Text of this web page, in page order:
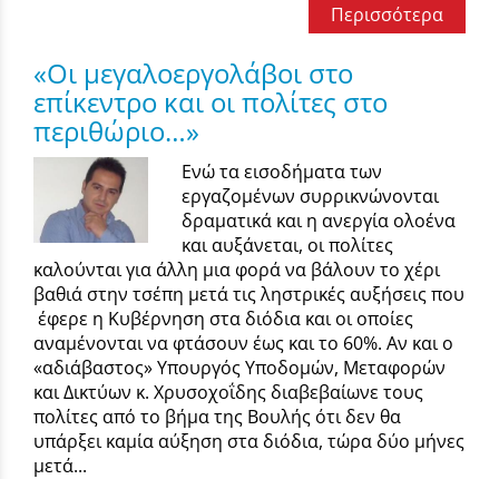
Περισσότερα
«Οι μεγαλοεργολάβοι στο
επίκεντρο και οι πολίτες στο
περιθώριο…»
Ενώ τα εισοδήματα των
εργαζομένων συρρικνώνονται
δραματικά και η ανεργία ολοένα
και αυξάνεται, οι πολίτες
καλούνται για άλλη μια φορά να βάλουν το χέρι
βαθιά στην τσέπη μετά τις ληστρικές αυξήσεις που
έφερε η Κυβέρνηση στα διόδια και οι οποίες
αναμένονται να φτάσουν έως και το 60%. Αν και ο
«αδιάβαστος» Υπουργός Υποδομών, Μεταφορών
και Δικτύων κ. Χρυσοχοΐδης διαβεβαίωνε τους
πολίτες από το βήμα της Βουλής ότι δεν θα
υπάρξει καμία αύξηση στα διόδια, τώρα δύο μήνες
μετά...